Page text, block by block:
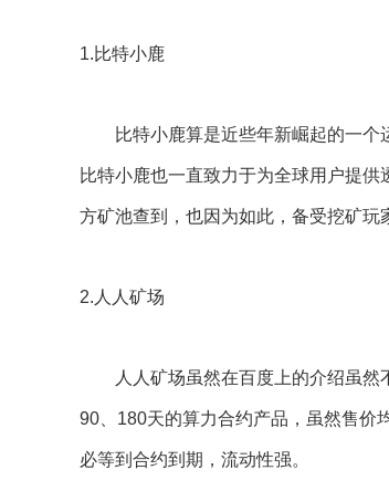
1.比特小鹿
比特小鹿算是近些年新崛起的一个运
比特小鹿也一直致力于为全球用户提
方矿池查到，也因为如此，备受挖矿玩
2.人人矿场
人人矿场虽然在百度上的介绍虽然不
90、180天的算力合约产品，虽然售价
必等到合约到期，流动性强。